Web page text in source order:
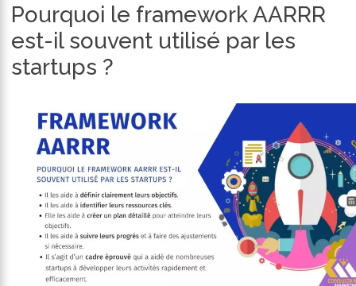
Pourquoi le framework AARRR
est-il souvent utilisé par les
startups ?